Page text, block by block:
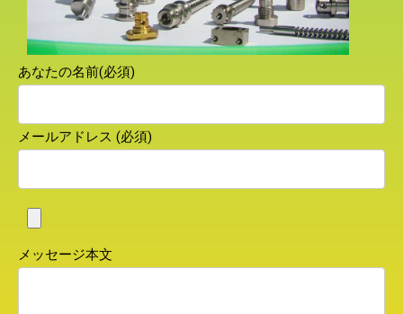
あなたの名前(必須)
メールアドレス (必須)
メッセージ本文